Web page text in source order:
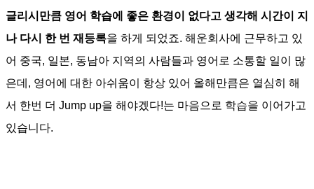
글리시만큼 영어 학습에 좋은 환경이 없다고 생각해 시간이 지
나 다시 한 번 재등록을 하게 되었죠. 해운회사에 근무하고 있
어 중국, 일본, 동남아 지역의 사람들과 영어로 소통할 일이 많
은데, 영어에 대한 아쉬움이 항상 있어 올해만큼은 열심히 해
서 한번 더 Jump up을 해야겠다!는 마음으로 학습을 이어가고
있습니다.